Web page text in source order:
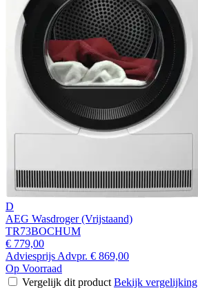
D
AEG Wasdroger (Vrijstaand)
TR73BOCHUM
€ 779,00
Adviesprijs Advpr. € 869,00
Op Voorraad
Vergelijk dit product Bekijk vergelijking